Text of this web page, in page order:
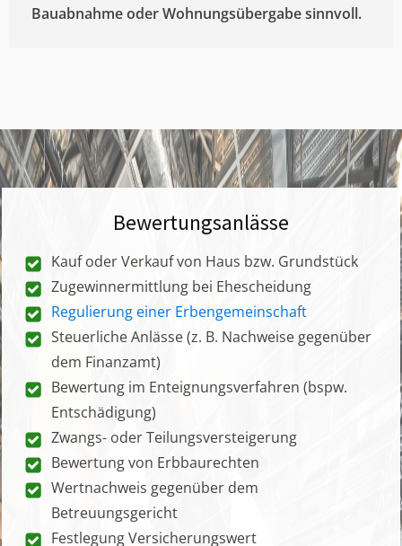
Bauabnahme oder Wohnungsübergabe sinnvoll.
Bewertungsanlässe
Kauf oder Verkauf von Haus bzw. Grundstück
Zugewinnermittlung bei Ehescheidung
Regulierung einer Erbengemeinschaft
Steuerliche Anlässe (z. B. Nachweise gegenüber
dem Finanzamt)
Bewertung im Enteignungsverfahren (bspw.
Entschädigung)
Zwangs- oder Teilungsversteigerung
Bewertung von Erbbaurechten
Wertnachweis gegenüber dem
Betreuungsgericht
Festlegung Versicherungswert